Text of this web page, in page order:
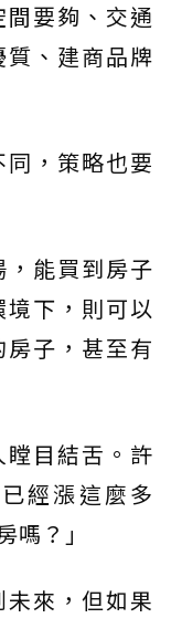
要夠、交通
、建商品牌
，策略也要
能買到房子
下，則可以
子，甚至有
目結舌。許
經漲這麼多
？」
來，但如果